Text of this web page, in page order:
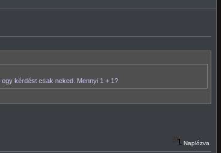
kérdést csak neked. Mennyi 1 + 1?
Naplózva